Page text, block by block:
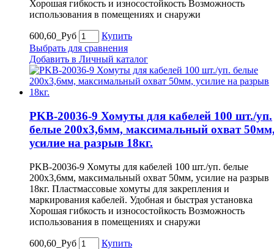
Хорошая гибкость и износостойкость Возможность
использования в помещениях и снаружи
600,60_Руб
Купить
Выбрать для сравнения
Добавить в Личный каталог
PKB-20036-9 Хомуты для кабелей 100 шт./уп.
белые 200х3,6мм, максимальный охват
усилие на разрыв 18кг.
PKB-20036-9 Хомуты для кабелей 100 шт./уп. белые
200х3,6мм, максимальный охват 50мм, усилие на разрыв
18кг. Пластмассовые хомуты для закрепления и
маркирования кабелей. Удобная и быстрая установка
Хорошая гибкость и износостойкость Возможность
использования в помещениях и снаружи
600,60_Руб
Купить